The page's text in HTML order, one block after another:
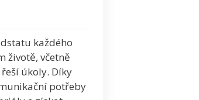
každého
životě, včetně
úkoly. Díky
potřeby